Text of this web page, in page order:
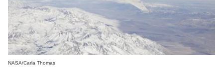
NASA/Carla Thomas